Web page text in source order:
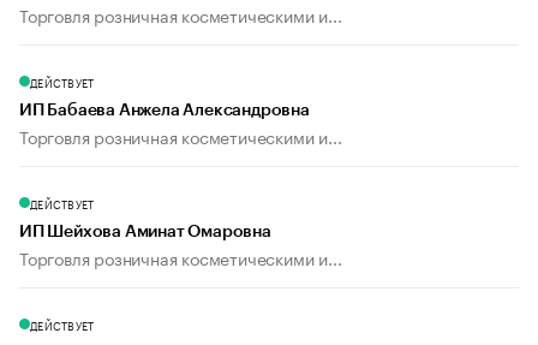
Торговля розничная косметическими и...
ДЕЙСТВУЕТ
ИП Бабаева Анжела Александровна
Торговля розничная косметическими и...
ДЕЙСТВУЕТ
ИП Шейхова Аминат Омаровна
Торговля розничная косметическими и...
ДЕЙСТВУЕТ